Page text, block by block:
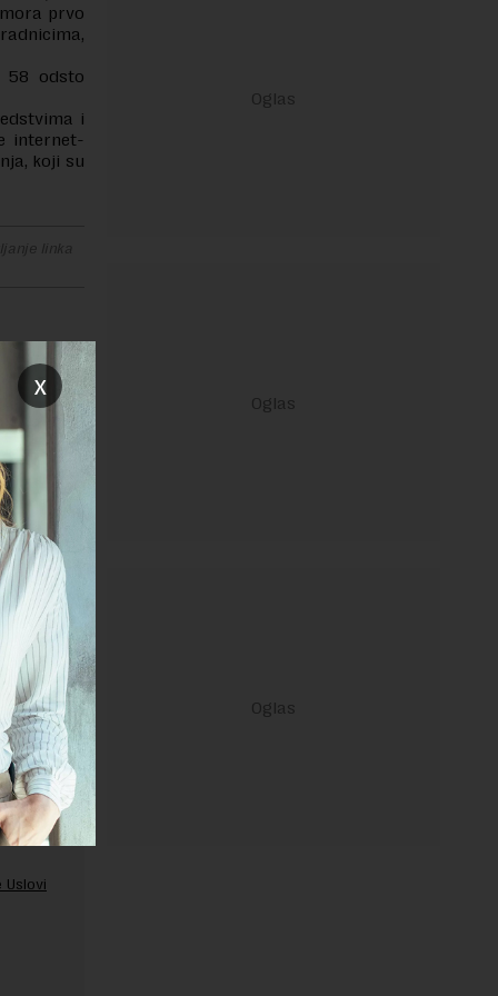
prvo
58 odsto
i
internet-
koji su
linka
REPLY
Uslovi
x